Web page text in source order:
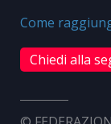
Come
Chiedi alla